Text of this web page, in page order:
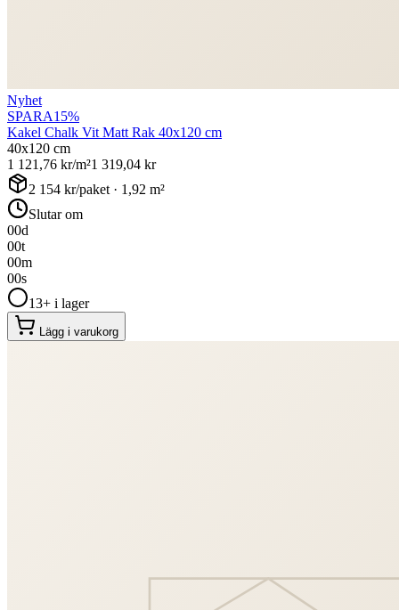
Nyhet
SPARA15%
Kakel Chalk Vit Matt Rak 40x120 cm
40x120 cm
1 121,76 kr/m²1 319,04 kr
2 154 kr/paket · 1,92 m²
Slutar om
00d
00t
00m
00s
13+ i lager
Lägg i varukorg